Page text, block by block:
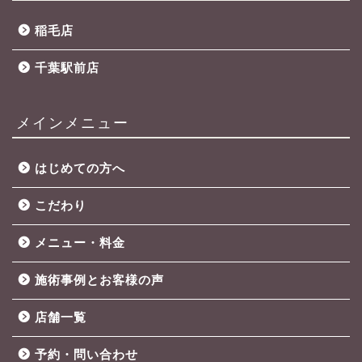
稲毛店
千葉駅前店
メインメニュー
はじめての方へ
こだわり
メニュー・料金
施術事例とお客様の声
店舗一覧
予約・問い合わせ